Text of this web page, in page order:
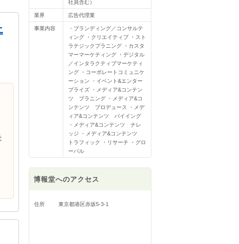
社員含む）
業界 広告代理業
事業内容
・ブランディング／コンサルテ
ィング ・クリエイティブ ・スト
ラテジックプラニング ・カスタ
マーマーケティング ・デジタル
／インタラクティブマーケティ
ング ・コーポレートコミュニケ
ーション ・イベント&エンター
プライズ ・メディア&コンテン
ツ プラニング ・メディア&コ
ンテンツ プロデュース ・メデ
ィア&コンテンツ バイイング
・メディア&コンテンツ ナレ
ッジ ・メディア&コンテンツ
トラフィック ・リサーチ ・グロ
ーバル
博報堂へのアクセス
住所 東京都港区赤坂5-3-1